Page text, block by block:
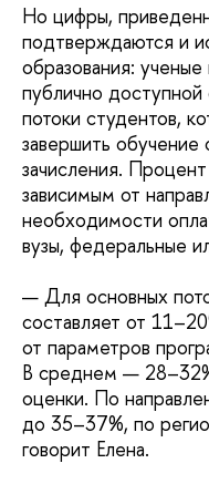
Но цифры,
подтверждаются и
образования:
публично доступной
потоки студентов,
завершить
зачисления.
зависимым от
необходимости
вузы, федеральные
— Для основных
составляет от
от параметров
В среднем —
оценки. По
до 35–37%, по
говорит Елена.